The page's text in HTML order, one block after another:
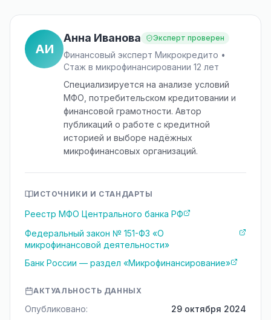
АИ
Анна Иванова Эксперт проверен
Финансовый эксперт Микрокредито •
Стаж в микрофинансировании 12 лет
Специализируется на анализе условий
МФО, потребительском кредитовании и
финансовой грамотности. Автор
публикаций о работе с кредитной
историей и выборе надёжных
микрофинансовых организаций.
ИСТОЧНИКИ И СТАНДАРТЫ
Реестр МФО Центрального банка РФ
Федеральный закон № 151-ФЗ «О
микрофинансовой деятельности»
Банк России — раздел «Микрофинансирование»
АКТУАЛЬНОСТЬ ДАННЫХ
Опубликовано:
29 октября 2024